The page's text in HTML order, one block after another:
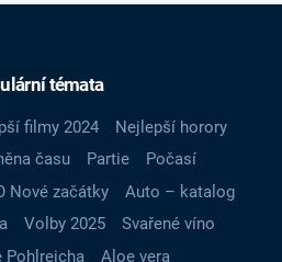
témata
filmy 2024
Nejlepší horory
času Partie
Počasí
Nové začátky
Auto – katalog
Volby 2025
Svařené víno
Pohlreicha
Aloe vera